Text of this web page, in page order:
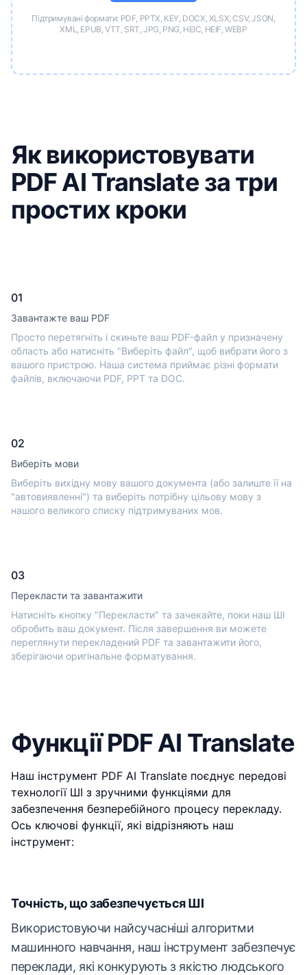
Підтримувані формати: PDF, PPTX, KEY, DOCX, XLSX, CSV, JSON,
XML, EPUB, VTT, SRT, JPG, PNG, HEIC, HEIF, WEBP
Як використовувати
PDF AI Translate за три
простих кроки
01
Завантажте ваш PDF
Просто перетягніть і скиньте ваш PDF-файл у призначену
область або натисніть "Виберіть файл", щоб вибрати його з
вашого пристрою. Наша система приймає різні формати
файлів, включаючи PDF, PPT та DOC.
02
Виберіть мови
Виберіть вихідну мову вашого документа (або залиште її на
"автовиявленні") та виберіть потрібну цільову мову з
нашого великого списку підтримуваних мов.
03
Перекласти та завантажити
Натисніть кнопку "Перекласти" та зачекайте, поки наш ШІ
обробить ваш документ. Після завершення ви можете
переглянути перекладений PDF та завантажити його,
зберігаючи оригінальне форматування.
Функції PDF AI Translate
Наш інструмент PDF AI Translate поєднує передові
технології ШІ з зручними функціями для
забезпечення безперебійного процесу перекладу.
Ось ключові функції, які відрізняють наш
інструмент:
Точність, що забезпечується ШІ
Використовуючи найсучасніші алгоритми
машинного навчання, наш інструмент забезпечує
переклади, які конкурують з якістю людського